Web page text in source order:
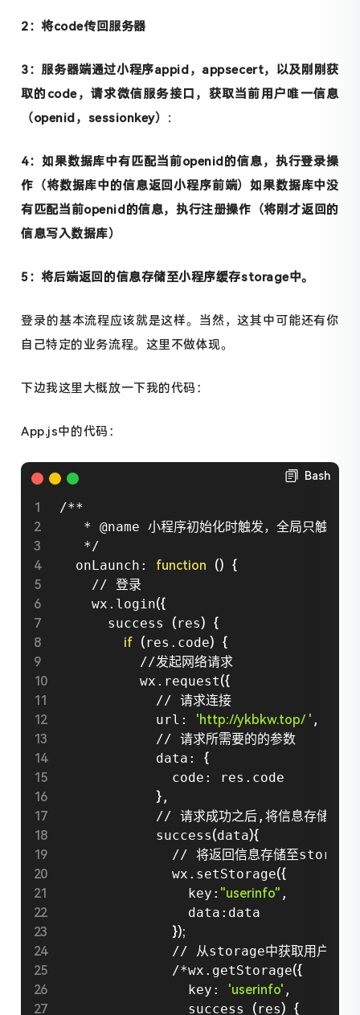
2：将code传回服务器
3：服务器端通过小程序appid，appsecert，以及刚刚获
取的code，请求微信服务接口，获取当前用户唯一信息
（openid，sessionkey）:
4：如果数据库中有匹配当前openid的信息，执行登录操
作（将数据库中的信息返回小程序前端）如果数据库中没
有匹配当前openid的信息，执行注册操作（将刚才返回的
信息写入数据库）
5：将后端返回的信息存储至小程序缓存storage中。
登录的基本流程应该就是这样。当然，这其中可能还有你
自己特定的业务流程。这里不做体现。
下边我这里大概放一下我的代码：
App.js中的代码：
Bash
/**
* @name 小程序初始化时触发，全局只触发一
   */
  onLaunch:
function () {
    // 登录
    wx.login
({
      success
(res) {
if (res.code) {
          //发起网络请求
          wx.request
({
            // 请求连接
            url:
'http://ykbkw.top/ ' ,
            // 请求所需要的的参数
            data:
{
              code: res.code
} ,
// 请求成功之后,将信息存储至
            success
(data){
// 将返回信息存储至storage
              wx.setStorage
({
                key:
"userinfo" ,
                data:data
});
              // 从storage中获取用户信息
              /*wx.getStorage
({
                key:
'userinfo' ,
                success
(res) {